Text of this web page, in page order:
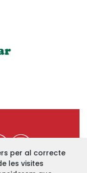
per al correcte
les visites